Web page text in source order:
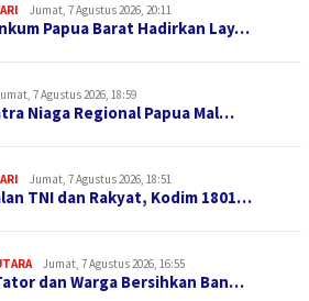
Jumat, 7 Agustus 2026, 20:11
Papua Barat Hadirkan Lay…
7 Agustus 2026, 18:59
Niaga Regional Papua Mal…
Jumat, 7 Agustus 2026, 18:51
TNI dan Rakyat, Kodim 1801…
Jumat, 7 Agustus 2026, 16:55
dan Warga Bersihkan Ban…